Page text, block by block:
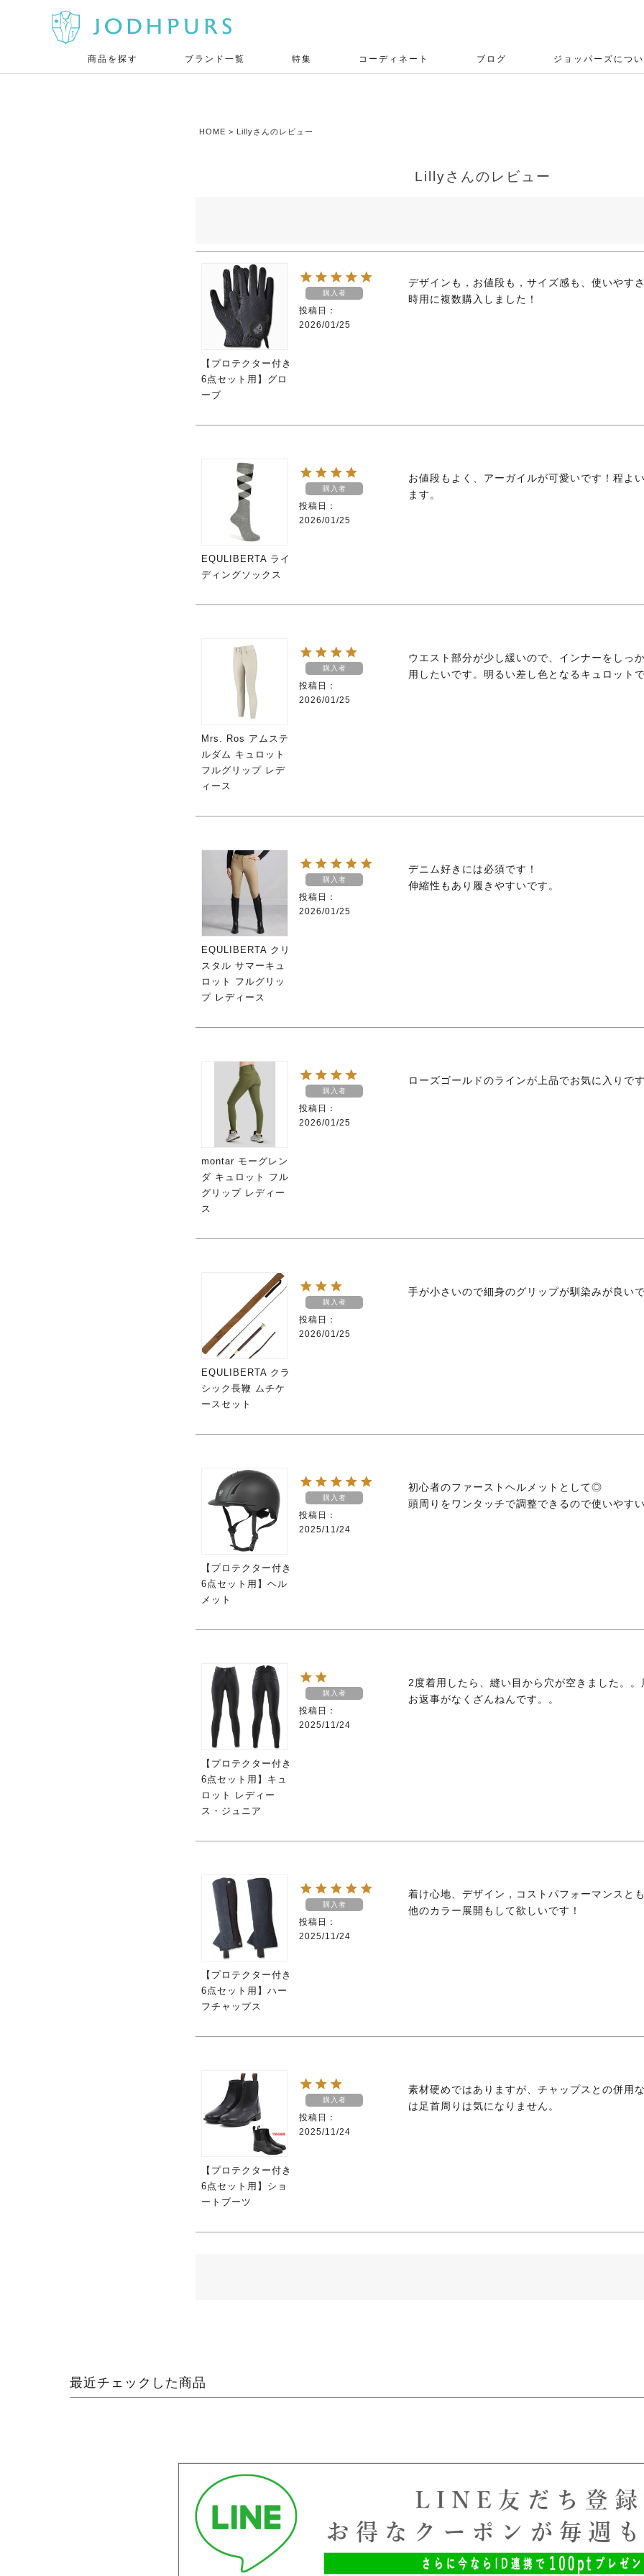
商品を探す ブランド一覧 特集 コーディネート ブログ ジョッパーズについ
HOME Lillyさんのレビュー
Lillyさんのレビュー
【プロテクター付き
6点セット用】グロ
ーブ
購入者
投稿日
2026/01/25
デザインも，お値段も，サイズ感も、使いやす
時用に複数購入しました！
EQULIBERTA ライ
ディングソックス
購入者
投稿日
2026/01/25
お値段もよく、アーガイルが可愛いです！程よ
ます。
Mrs. Ros アムステ
ルダム キュロット
フルグリップ レデ
ィース
購入者
投稿日
2026/01/25
ウエスト部分が少し緩いので、インナーをしっ
用したいです。明るい差し色となるキュロット
EQULIBERTA クリ
スタル サマーキュ
ロット フルグリッ
プ レディース
購入者
投稿日
2026/01/25
デニム好きには必須です！
伸縮性もあり履きやすいです。
montar モーグレン
ダ キュロット フル
グリップ レディー
ス
購入者
投稿日
2026/01/25
ローズゴールドのラインが上品でお気に入りです
EQULIBERTA クラ
シック長鞭 ムチケ
ースセット
購入者
投稿日
2026/01/25
手が小さいので細身のグリップが馴染みが良いで
【プロテクター付き
6点セット用】ヘル
メット
購入者
投稿日
2025/11/24
初心者のファーストヘルメットとして◎
頭周りをワンタッチで調整できるので使いやすい
【プロテクター付き
6点セット用】キュ
ロット レディー
ス・ジュニア
購入者
投稿日
2025/11/24
2度着用したら、縫い目から穴が空きました。
お返事がなくざんねんです。。
【プロテクター付き
6点セット用】ハー
フチャップス
購入者
投稿日
2025/11/24
着け心地、デザイン，コストパフォーマンスと
他のカラー展開もして欲しいです！
【プロテクター付き
6点セット用】ショ
ートブーツ
購入者
投稿日
2025/11/24
素材硬めではありますが、チャップスとの併用
は足首周りは気になりません。
最近チェックした商品